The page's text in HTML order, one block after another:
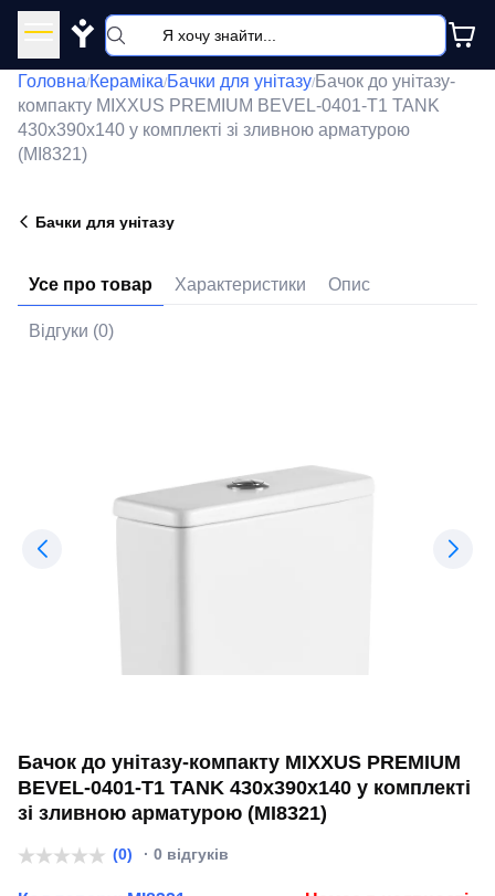
Y
Головна/Кераміка/Бачки для унітазу/Бачок до унітазу-
компакту MIXXUS PREMIUM BEVEL-0401-T1 TANK
430x390x140 у комплекті зі зливною арматурою
(MI8321)
Бачки для унітазу
Усе про товар Характеристики Опис
Відгуки (0)
Бачок до унітазу-компакту MIXXUS PREMIUM
BEVEL-0401-T1 TANK 430x390x140 у комплекті
зі зливною арматурою (MI8321)
(0) · 0 відгуків